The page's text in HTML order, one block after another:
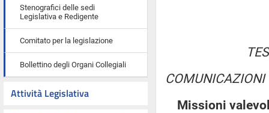
Stenografici delle sedi
Legislativa e Redigente
Comitato per la legislazione
Bollettino degli Organi Collegiali
Attività Legislativa
COMUNICAZIONI
Missioni